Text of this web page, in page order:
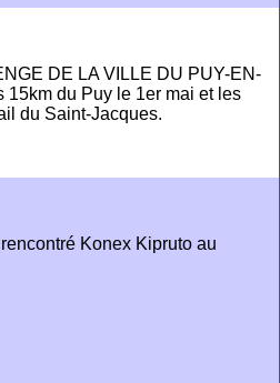
DE LA VILLE DU PUY-EN-
15km du Puy le 1er mai et les
du Saint-Jacques.
Konex Kipruto au